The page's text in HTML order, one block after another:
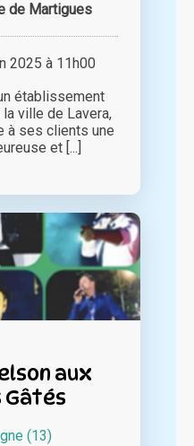
de Martigues
à 11h00
établissement
ville de Lavera,
à ses clients une
et [...]
aux
(13)